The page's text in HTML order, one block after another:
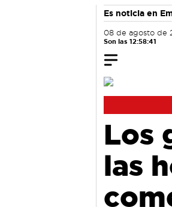
Es noticia en
08 de agosto de
Son las 12:58:41
Los
las